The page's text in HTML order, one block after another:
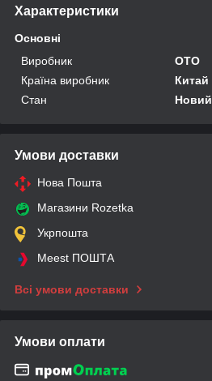
Характеристики
Основні
Виробник
OTO
Країна виробник
Китай
Стан
Новий
Умови доставки
Нова Пошта
Магазини Rozetka
Укрпошта
Meest ПОШТА
Всі умови доставки
Умови оплати